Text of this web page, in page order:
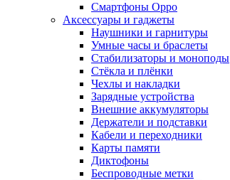
Смартфоны Oppo
Аксессуары и гаджеты
Наушники и гарнитуры
Умные часы и браслеты
Стабилизаторы и моноподы
Стёкла и плёнки
Чехлы и накладки
Зарядные устройства
Внешние аккумуляторы
Держатели и подставки
Кабели и переходники
Карты памяти
Диктофоны
Беспроводные метки